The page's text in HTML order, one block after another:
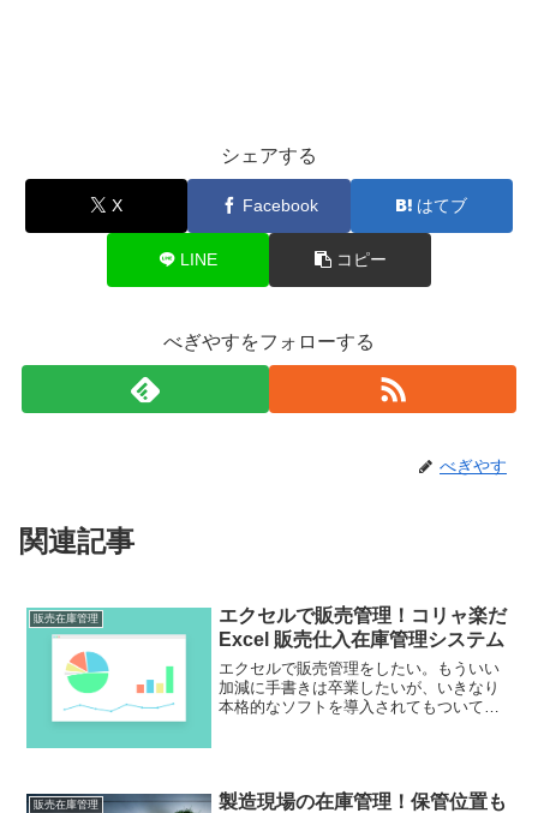
シェアする
X Facebook はてブ
LINE コピー
べぎやすをフォローする
べぎやす
関連記事
販売在庫管理
エクセルで販売管理！コリャ楽だ
Excel 販売仕入在庫管理システム
エクセルで販売管理をしたい。もういい
加減に手書きは卒業したいが、いきなり
本格的なソフトを導入されてもついてい
販売在庫管理
製造現場の在庫管理！保管位置も